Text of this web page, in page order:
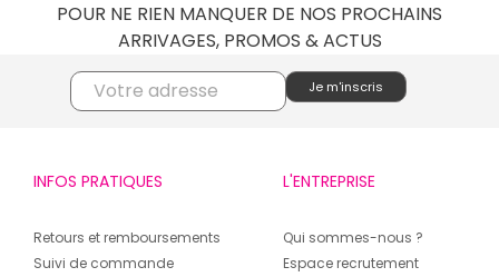
POUR NE RIEN MANQUER DE NOS PROCHAINS
ARRIVAGES, PROMOS & ACTUS
INFOS PRATIQUES
Retours et remboursements
Suivi de commande
L'ENTREPRISE
Qui sommes-nous ?
Espace recrutement